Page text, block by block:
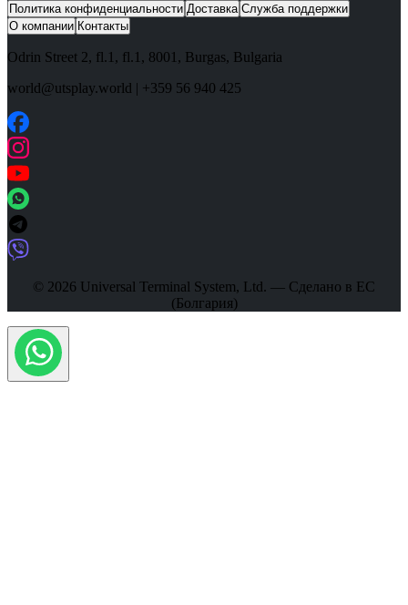
Политика конфиденциальности Доставка Служба поддержки
О компании Контакты
Odrin Street 2, fl.1 , fl.1, 8001 , Burgas, Bulgaria
world@utsplay.world | +359 56 940 425
© 2026 Universal Terminal System, Ltd. — Сделано в ЕС
(Болгария)